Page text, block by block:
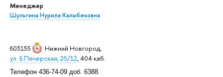
Менеджер
Шульгина Нурила Калыбековна
603155 Нижний Новгород,
ул. Б.Печерская, 25/12, 404 каб.
Телефон 436-74-09 доб. 6388